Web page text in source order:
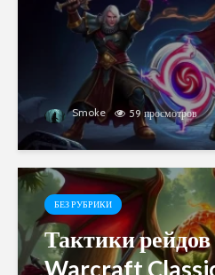
Smoke 59 просмотров
БЕЗ РУБРИКИ
Тактики
Warcraft